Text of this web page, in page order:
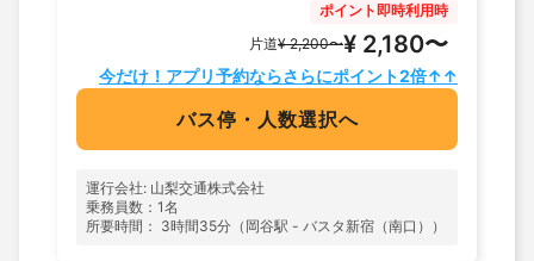
ポイント即時利用時
片道¥ 2,200〜¥ 2,180〜
今だけ！アプリ予約ならさらにポイント2倍↑↑
バス停・人数選択へ
運行会社: 山梨交通株式会社
乗務員数：1名
所要時間： 3時間35分（岡谷駅 - バスタ新宿（南口））